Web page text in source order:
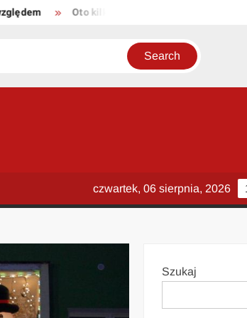
Oto kilka propozycji unikalnych tytułów
czwartek, 06 sierpnia, 2026
Szukaj